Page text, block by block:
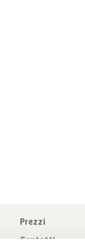
Prezzi